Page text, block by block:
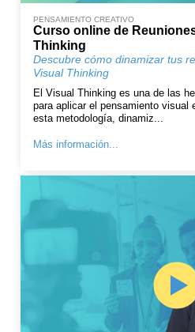
PENSAMIENTO CREATIVO
Curso online de
Thinking
Descubre cómo dinamizar tus
Visual Thinking
El Visual Thinking es una de las
para aplicar el pensamiento visual
esta metodología, dinamiz...
Más información...